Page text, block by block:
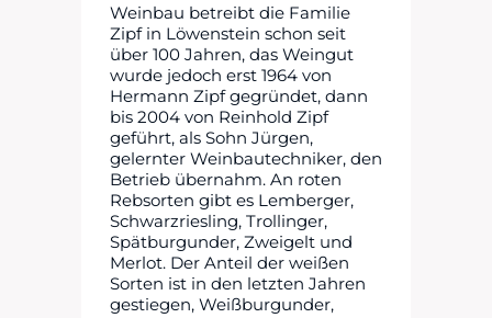
Weinbau betreibt die Familie
Zipf in Löwenstein schon seit
über 100 Jahren, das Weingut
wurde jedoch erst 1964 von
Hermann Zipf gegründet, dann
bis 2004 von Reinhold Zipf
geführt, als Sohn Jürgen,
gelernter Weinbautechniker, den
Betrieb übernahm. An roten
Rebsorten gibt es Lemberger,
Schwarzriesling, Trollinger,
Spätburgunder, Zweigelt und
Merlot. Der Anteil der weißen
Sorten ist in den letzten Jahren
gestiegen, Weißburgunder,